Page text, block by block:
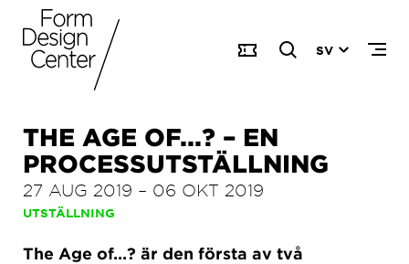
SV
THE AGE OF...? – EN
PROCESSUTSTÄLLNING
27 AUG 2019 – 06 OKT 2019
UTSTÄLLNING
The Age of...? är den första av två